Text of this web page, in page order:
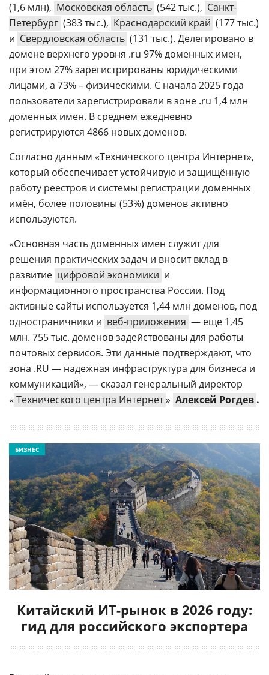
(1,6 млн), Московская область (542 тыс.), Санкт-
Петербург (383 тыс.), Краснодарский край (177 тыс.)
и Свердловская область (131 тыс.). Делегировано в
домене верхнего уровня .ru 97% доменных имен,
при этом 27% зарегистрированы юридическими
лицами, а 73% – физическими. С начала 2025 года
пользователи зарегистрировали в зоне .ru 1,4 млн
доменных имен. В среднем ежедневно
регистрируются 4866 новых доменов.
Согласно данным «Технического центра Интернет»,
который обеспечивает устойчивую и защищённую
работу реестров и системы регистрации доменных
имён, более половины (53%) доменов активно
используются.
«Основная часть доменных имен служит для
решения практических задач и вносит вклад в
развитие цифровой экономики и
информационного пространства России. Под
активные сайты используется 1,44 млн доменов, под
одностраничники и веб-приложения — еще 1,45
млн. 755 тыс. доменов задействованы для работы
почтовых сервисов. Эти данные подтверждают, что
зона .RU — надежная инфраструктура для бизнеса и
коммуникаций», — сказал генеральный директор
« Технического центра Интернет» Алексей Рогдев .
Китайский ИТ-рынок в 2026 году:
гид для российского экспортера
БИЗНЕС